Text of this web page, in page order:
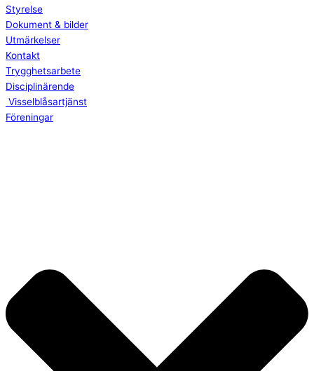
Styrelse
Dokument & bilder
Utmärkelser
Kontakt
Trygghetsarbete
Disciplinärende
Visselblåsartjänst
Föreningar